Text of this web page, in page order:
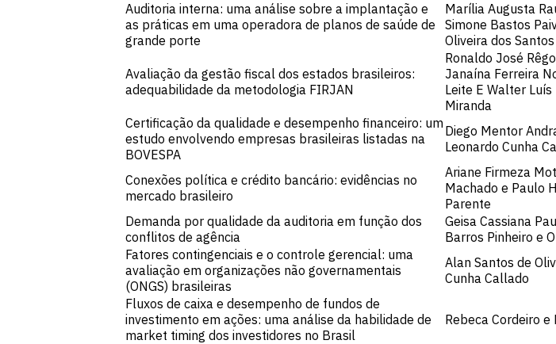
Auditoria interna: uma análise sobre a implantação e
as práticas em uma operadora de planos de saúde de
grande porte
Marília Augusta
Simone Bastos
Oliveira dos Santos
Avaliação da gestão fiscal dos estados brasileiros:
adequabilidade da metodologia FIRJAN
Ronaldo José
Janaína Ferreira
Leite E Walter
Miranda
Certificação da qualidade e desempenho financeiro: um
estudo envolvendo empresas brasileiras listadas na
BOVESPA
Diego Mentor
Leonardo Cunha
Conexões política e crédito bancário: evidências no
mercado brasileiro
Ariane Firmeza
Machado e Paulo
Parente
Demanda por qualidade da auditoria em função dos
conflitos de agência
Geisa Cassiana
Barros Pinheiro e
Fatores contingenciais e o controle gerencial: uma
avaliação em organizações não governamentais
(ONGS) brasileiras
Alan Santos de
Cunha Callado
Fluxos de caixa e desempenho de fundos de
investimento em ações: uma análise da habilidade de
market timing dos investidores no Brasil
Rebeca Cordeiro